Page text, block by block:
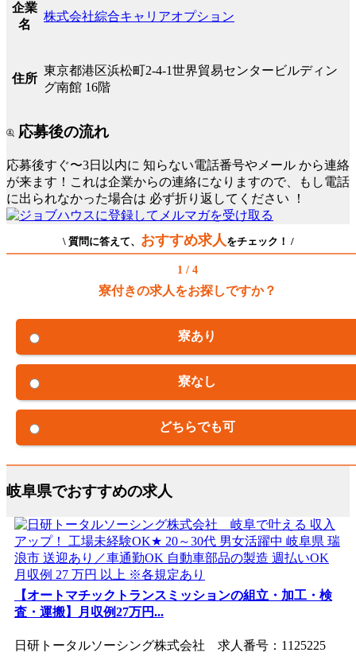
企業
名
株式会社綜合キャリアオプション
住所
東京都港区浜松町2-4-1世界貿易センタービルディン
グ南館 16階
応募後の流れ
応募後すぐ〜3日以内に 知らない電話番号やメール から連絡
が来ます！これは企業からの連絡になりますので、もし電話
に出られなかった場合は 必ず折り返してください ！
\ 質問に答えて、 おすすめ求人をチェック！ /
1 / 4
寮付きの求人をお探しですか？
寮あり
寮なし
どちらでも可
岐阜県でおすすめの求人
【オートマチックトランスミッションの組立・加工・検
査・運搬】月収例27万円...
日研トータルソーシング株式会社 求人番号：1125225